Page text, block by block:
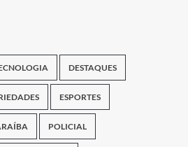
DESTAQUES
ESPORTES
POLICIAL